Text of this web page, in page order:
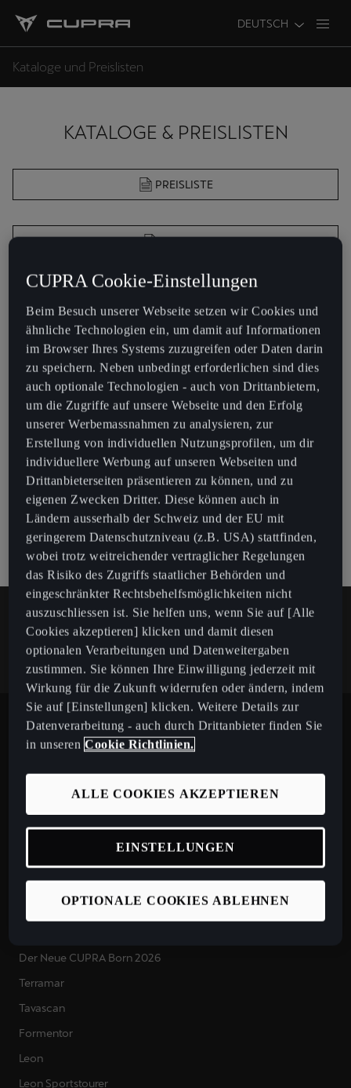
DEUTSCH
Kataloge und Preislisten
KATALOGE & PREISLISTEN
PREISLISTE
KATALOG
PACK
ATECA PACK
SONDERMODELLE
ATECA INICIO
Laufend alle CUPRA Neuigkeiten
erfahren
Hier geht es zur Anmeldung
SwitzerlandDeutsch
Modelle
CUPRA Modelle
Der Neue CUPRA Born 2026
Terramar
Tavascan
Formentor
Leon
Leon Sportstourer
CUPRA Cookie-Einstellungen
Beim Besuch unserer Webseite setzen wir Cookies und
ähnliche Technologien ein, um damit auf Informationen
im Browser Ihres Systems zuzugreifen oder Daten darin
zu speichern. Neben unbedingt erforderlichen sind dies
auch optionale Technologien - auch von Drittanbietern,
um die Zugriffe auf unsere Webseite und den Erfolg
unserer Werbemassnahmen zu analysieren, zur
Erstellung von individuellen Nutzungsprofilen, um dir
individuellere Werbung auf unseren Webseiten und
Drittanbieterseiten präsentieren zu können, und zu
eigenen Zwecken Dritter. Diese können auch in
Ländern ausserhalb der Schweiz und der EU mit
geringerem Datenschutzniveau (z.B. USA) stattfinden,
wobei trotz weitreichender vertraglicher Regelungen
das Risiko des Zugriffs staatlicher Behörden und
eingeschränkter Rechtsbehelfsmöglichkeiten nicht
auszuschliessen ist. Sie helfen uns, wenn Sie auf [Alle
Cookies akzeptieren] klicken und damit diesen
optionalen Verarbeitungen und Datenweitergaben
zustimmen. Sie können Ihre Einwilligung jederzeit mit
Wirkung für die Zukunft widerrufen oder ändern, indem
Sie auf [Einstellungen] klicken. Weitere Details zur
Datenverarbeitung - auch durch Drittanbieter finden Sie
in unseren Cookie Richtlinien.
OPTIONALE COOKIES ABLEHNEN
ALLE COOKIES AKZEPTIEREN
EINSTELLUNGEN